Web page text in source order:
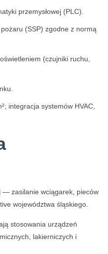
przemysłowej (PLC).
(SSP) zgodne z normą
(czujniki ruchu,
integracja systemów HVAC,
— zasilanie wciągarek, pieców
województwa śląskiego.
stosowania urządzeń
lakierniczych i